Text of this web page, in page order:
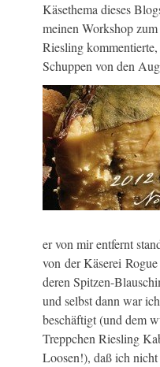
Käsethema dieses
meinen Workshop
Riesling
Schuppen von den
er von mir entfernt
von der Käserei
deren Spitzen-
und selbst dann war
beschäftigt (und dem
Treppchen Riesling
Loosen!), daß ich